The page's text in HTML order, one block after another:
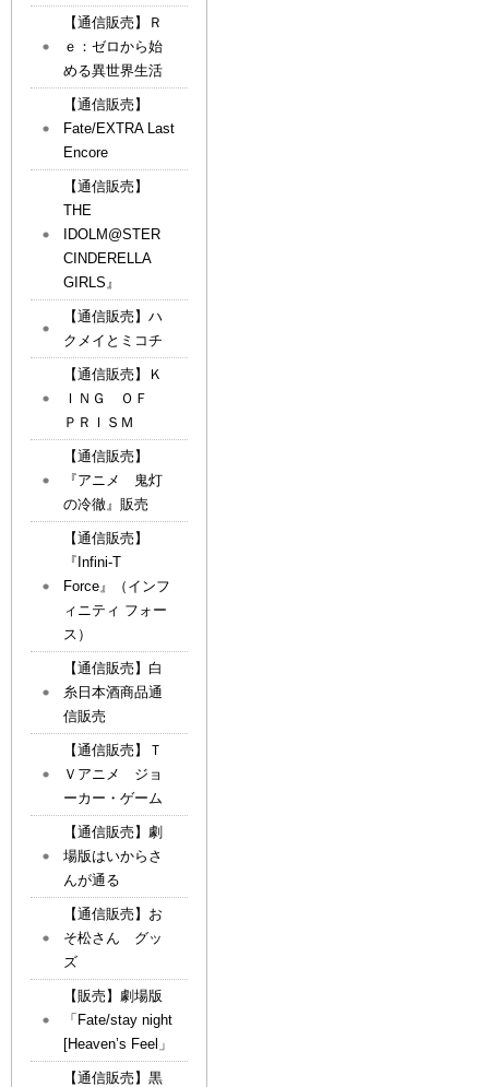
【通信販売】Ｒ
ｅ：ゼロから始
める異世界生活
【通信販売】
Fate/EXTRA Last
Encore
【通信販売】
THE
IDOLM@STER
CINDERELLA
GIRLS』
【通信販売】ハ
クメイとミコチ
【通信販売】Ｋ
ＩＮＧ ＯＦ
ＰＲＩＳＭ
【通信販売】
『アニメ 鬼灯
の冷徹』販売
【通信販売】
『Infini-T
Force』（インフ
ィニティ フォー
ス）
【通信販売】白
糸日本酒商品通
信販売
【通信販売】Ｔ
Ｖアニメ ジョ
ーカー・ゲーム
【通信販売】劇
場版はいからさ
んが通る
【通信販売】お
そ松さん グッ
ズ
【販売】劇場版
「Fate/stay night
[Heaven’s Feel」
【通信販売】黒